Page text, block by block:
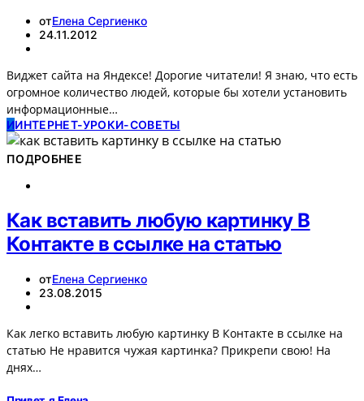
отЕлена Сергиенко
24.11.2012
Виджет сайта на Яндексе! Дорогие читатели! Я знаю, что есть
огромное количество людей, которые бы хотели установить
информационные…
ИИНТЕРНЕТ-УРОКИ-СОВЕТЫ
ПОДРОБНЕЕ
Как вставить любую картинку В
Контакте в ссылке на статью
отЕлена Сергиенко
23.08.2015
Как легко вставить любую картинку В Контакте в ссылке на
статью Не нравится чужая картинка? Прикрепи свою! На
днях…